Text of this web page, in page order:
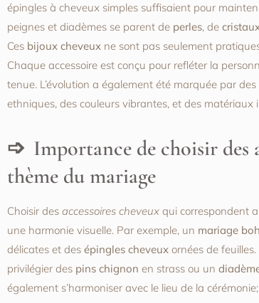
épingles à cheveux simples suffisaient pour
peignes et diadèmes se parent de perles, de
Ces bijoux cheveux ne sont pas seulement
Chaque accessoire est conçu pour refléter la
tenue. L’évolution a également été marquée par
ethniques, des couleurs vibrantes, et des matériaux
Importance de choisir des
thème du mariage
Choisir des accessoires cheveux qui correspondent
une harmonie visuelle. Par exemple, un mariage
délicates et des épingles cheveux ornées de
privilégier des pins chignon en strass ou un
également s’harmoniser avec le lieu de la